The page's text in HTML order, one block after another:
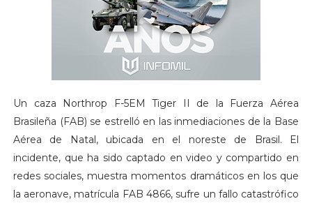
Un caza Northrop F-5EM Tiger II de la Fuerza Aérea
Brasileña (FAB) se estrelló en las inmediaciones de la Base
Aérea de Natal, ubicada en el noreste de Brasil. El
incidente, que ha sido captado en video y compartido en
redes sociales, muestra momentos dramáticos en los que
la aeronave, matrícula FAB 4866, sufre un fallo catastrófico